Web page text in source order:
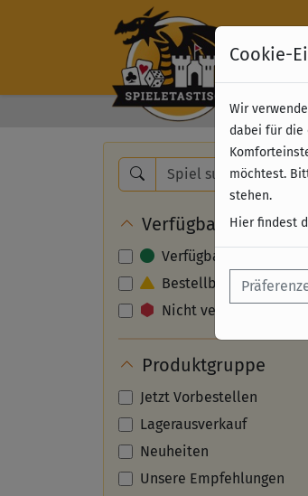
Verfügbarkeit
Verfügbar
Bestellbar
Nicht verfügbar
Produktgruppe
Jetzt Vorbestellen
Lagerausverkauf
Neuheiten
Unsere Empfehlungen
Cookie-
Wir
dabei für die
möchtest.
stehen.
Hier findest